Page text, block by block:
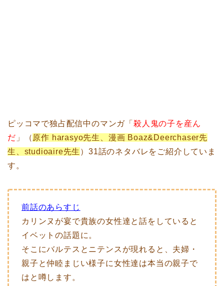
ピッコマで独占配信中のマンガ「 殺人鬼の子を産ん
だ 」（ 原作 harasyo先生、漫画 Boaz&Deerchaser先
生、studioaire先生 ）31話のネタバレをご紹介していま
す。
前話のあらすじ
カリンヌが宴で貴族の女性達と話をしていると
イベットの話題に。
そこにバルテスとニテンスが現れると、夫婦・
親子と仲睦まじい様子に女性達は本当の親子で
はと噂します。